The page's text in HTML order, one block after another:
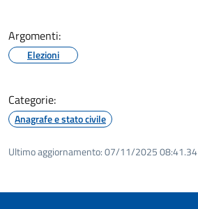
Argomenti:
Elezioni
Categorie:
Anagrafe e stato civile
Ultimo aggiornamento:07/11/2025 08:41.34